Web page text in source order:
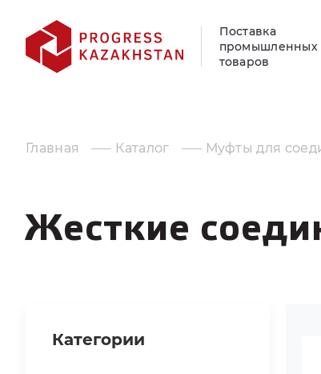
Поставка
промышленных
товаров
Главная Каталог Муфты для
Жесткие
Категории